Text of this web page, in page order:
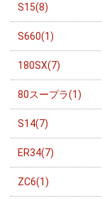
S15(8)
S660(1)
180SX(7)
80スープラ(1)
S14(7)
ER34(7)
ZC6(1)